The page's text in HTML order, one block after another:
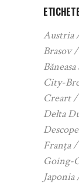
Austria
Brasov
City-
Creart
Delta
Franța
Going-
Japonia